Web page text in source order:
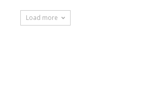
Load more